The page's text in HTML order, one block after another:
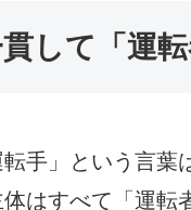
して「運転
手」という言
はすべて「運転